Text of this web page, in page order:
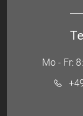
Mo - Fr: